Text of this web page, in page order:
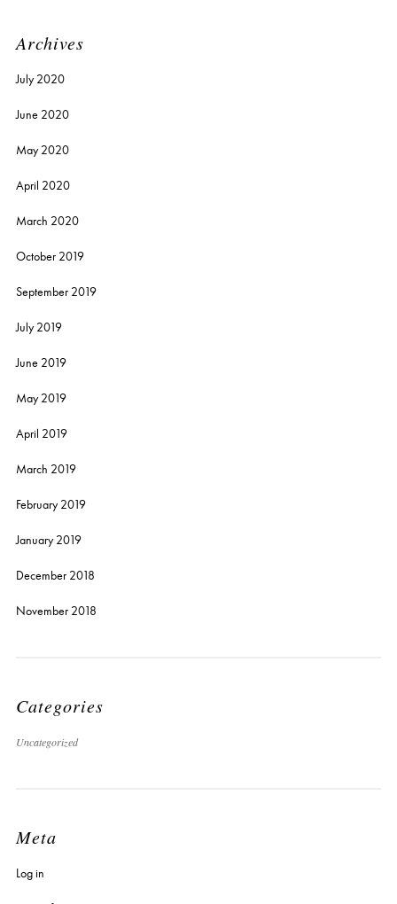
Archives
July 2020
June 2020
May 2020
April 2020
March 2020
October 2019
September 2019
July 2019
June 2019
May 2019
April 2019
March 2019
February 2019
January 2019
December 2018
November 2018
Categories
Uncategorized
Meta
Log in